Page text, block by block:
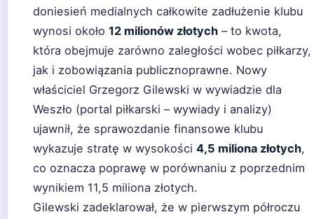
doniesień medialnych całkowite zadłużenie klubu
wynosi około 12 milionów złotych – to kwota,
która obejmuje zarówno zaległości wobec piłkarzy,
jak i zobowiązania publicznoprawne. Nowy
właściciel Grzegorz Gilewski w wywiadzie dla
Weszło (portal piłkarski – wywiady i analizy)
ujawnił, że sprawozdanie finansowe klubu
wykazuje stratę w wysokości 4,5 miliona złotych,
co oznacza poprawę w porównaniu z poprzednim
wynikiem 11,5 miliona złotych.
Gilewski zadeklarował, że w pierwszym półroczu